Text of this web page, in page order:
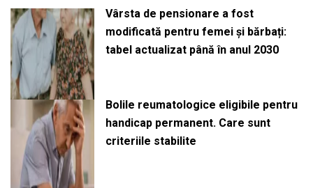
Vârsta de pensionare a fost
modificată pentru femei și bărbați:
tabel actualizat până în anul 2030
Bolile reumatologice eligibile pentru
handicap permanent. Care sunt
criteriile stabilite